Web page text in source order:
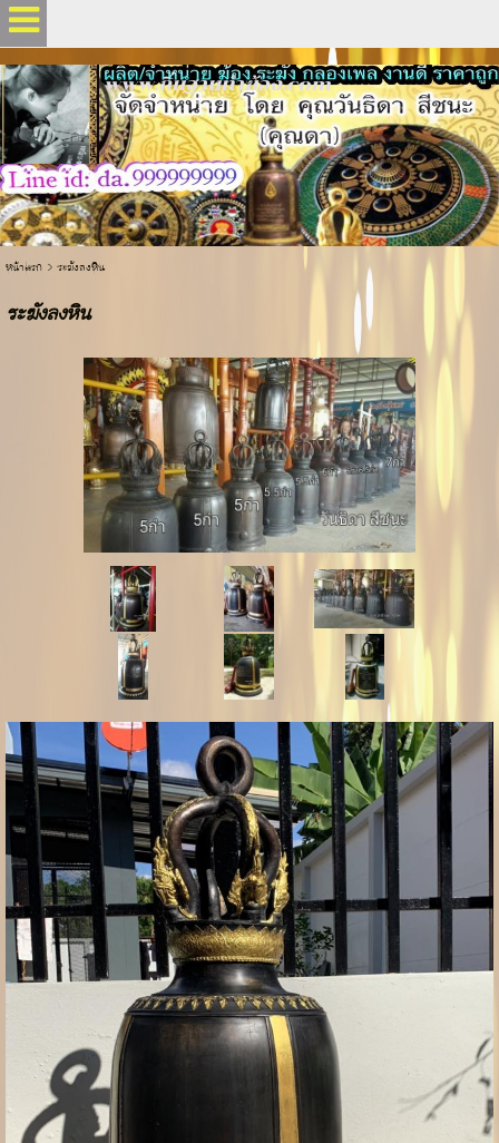
[google98c1506b9d9c2078.html]
www.ถิ่นฐานทำฆ้อง.com
.
หน้าแรก> ระฆังลงหิน
ระฆังลงหิน